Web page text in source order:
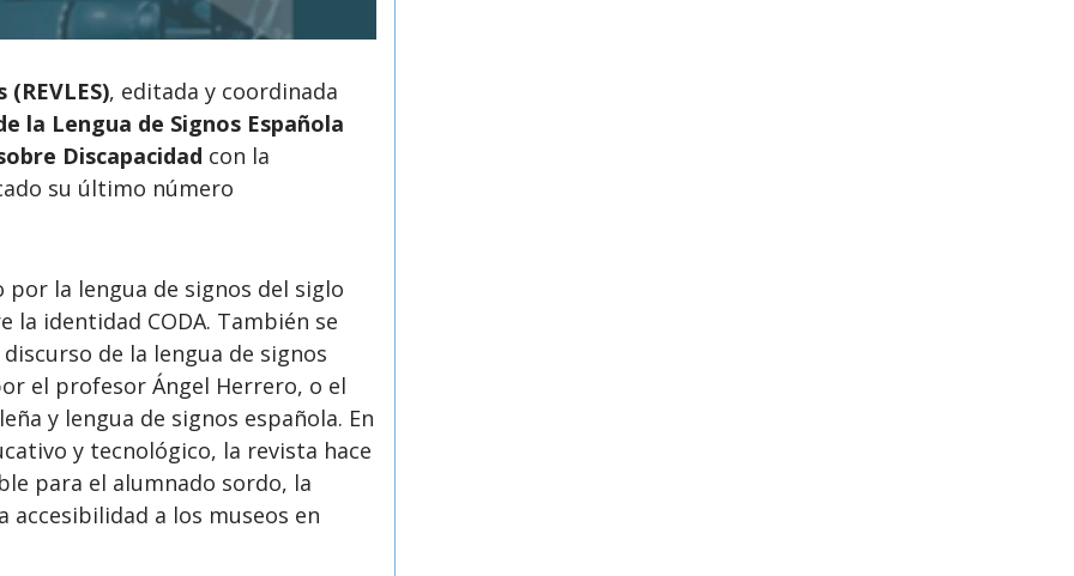
, editada y coordinada
la Lengua de Signos Española
Discapacidad con la
su último número
la lengua de signos del siglo
la identidad CODA. También se
de la lengua de signos
el profesor Ángel Herrero, o el
y lengua de signos española. En
y tecnológico, la revista hace
para el alumnado sordo, la
a los museos en